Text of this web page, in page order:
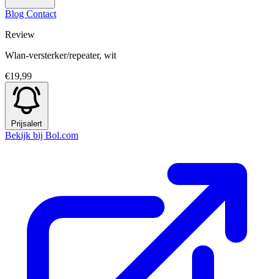
Blog Contact
Review
Wlan-versterker/repeater, wit
€19,99
Prijsalert
Bekijk bij Bol.com